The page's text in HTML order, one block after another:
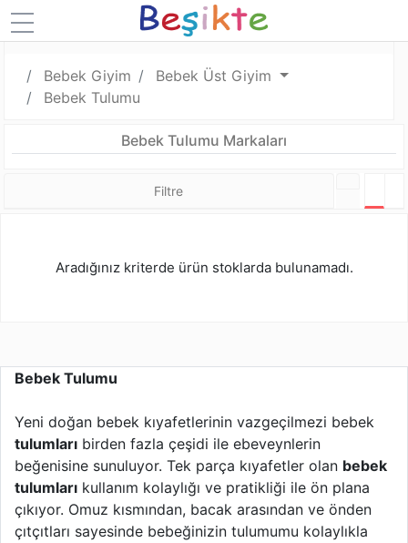
Bebek Giyim
Bebek Üst Giyim
Bebek Tulumu
Bebek Tulumu Markaları
Filtre
Aradığınız kriterde ürün stoklarda bulunamadı.
Bebek Tulumu
Yeni doğan bebek kıyafetlerinin vazgeçilmezi bebek
tulumları birden fazla çeşidi ile ebeveynlerin
beğenisine sunuluyor. Tek parça kıyafetler olan bebek
tulumları kullanım kolaylığı ve pratikliği ile ön plana
çıkıyor. Omuz kısmından, bacak arasından ve önden
çıtçıtları sayesinde bebeğinizin tulumumu kolaylıkla